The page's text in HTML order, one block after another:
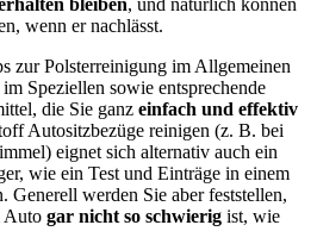
bleiben, und natürlich können
wenn er nachlässt.
zur Polsterreinigung im Allgemeinen
Speziellen sowie entsprechende
die Sie ganz einfach und effektiv
Autositzbezüge reinigen (z. B. bei
eignet sich alternativ auch ein
wie ein Testund Einträge in einem
Generell werden Sie aber feststellen,
Auto gar nicht so schwierig ist, wie